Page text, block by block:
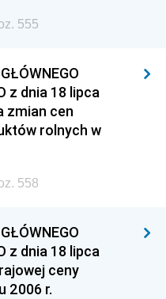
555
z dnia 18 lipca
zmian cen
rolnych w
558
z dnia 18 lipca
ceny
2006 r.